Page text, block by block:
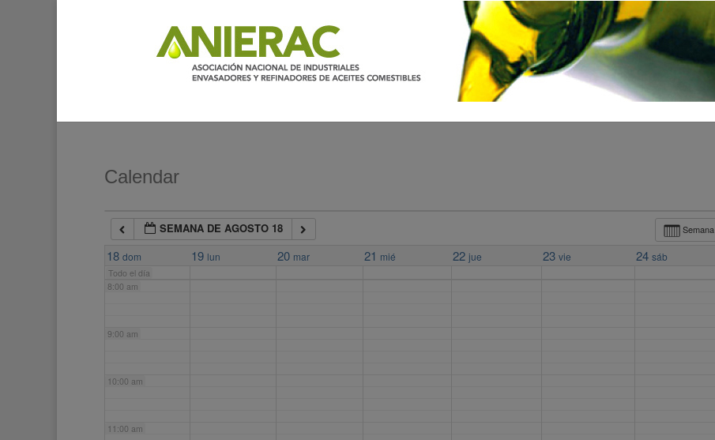
Calendar
Semana
SEMANA DE AGOSTO 18
18 dom 19 lun 20 mar 21 mié 22 jue 23 vie 24 sáb
Todo el día
7:00 am
8:00 am
9:00 am
10:00 am
11:00 am